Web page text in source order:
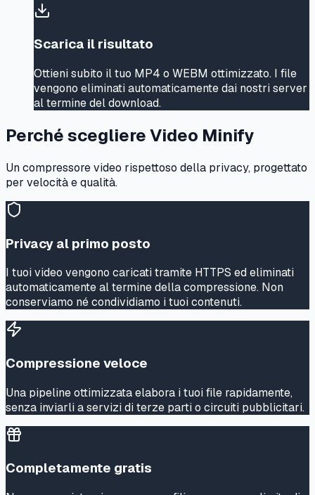
Scarica il risultato
Ottieni subito il tuo MP4 o WEBM ottimizzato. I file
vengono eliminati automaticamente dai nostri server
al termine del download.
Perché scegliere Video Minify
Un compressore video rispettoso della privacy, progettato
per velocità e qualità.
Privacy al primo posto
I tuoi video vengono caricati tramite HTTPS ed eliminati
automaticamente al termine della compressione. Non
conserviamo né condividiamo i tuoi contenuti.
Compressione veloce
Una pipeline ottimizzata elabora i tuoi file rapidamente,
senza inviarli a servizi di terze parti o circuiti pubblicitari.
Completamente gratis